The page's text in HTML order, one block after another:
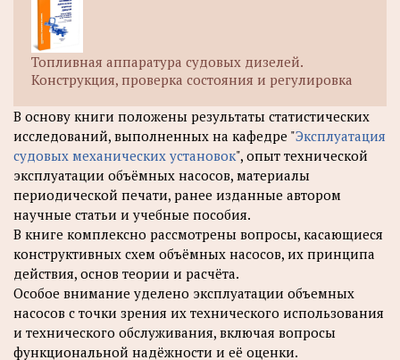
Топливная аппаратура судовых дизелей.
Конструкция, проверка состояния и регулировка
В основу книги положены результаты статистических
исследований, выполненных на кафедре "Эксплуатация
судовых механических установок", опыт технической
эксплуатации объёмных насосов, материалы
периодической печати, ранее изданные автором
научные статьи и учебные пособия.
В книге комплексно рассмотрены вопросы, касающиеся
конструктивных схем объёмных насосов, их принципа
действия, основ теории и расчёта.
Особое внимание уделено эксплуатации объемных
насосов с точки зрения их технического использования
и технического обслуживания, включая вопросы
функциональной надёжности и её оценки.